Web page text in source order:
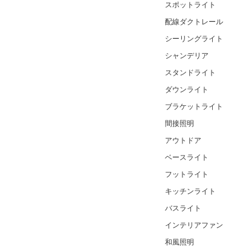
スポットライト
配線ダクトレール
シーリングライト
シャンデリア
スタンドライト
ダウンライト
ブラケットライト
間接照明
アウトドア
ベースライト
フットライト
キッチンライト
バスライト
インテリアファン
和風照明